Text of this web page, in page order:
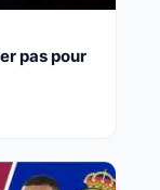
pas pour